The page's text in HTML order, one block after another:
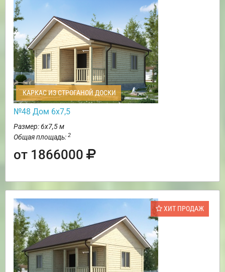
КАРКАС ИЗ СТРОГАНОЙ ДОСКИ
№48 Дом 6х7,5
Размер: 6х7,5 м
Общая площадь: 2
от 1866000
ХИТ ПРОДАЖ